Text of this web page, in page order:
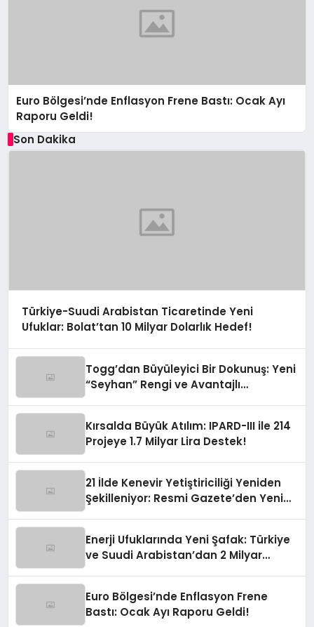
Euro Bölgesi’nde Enflasyon Frene Bastı: Ocak Ayı
Raporu Geldi!
Son Dakika
Türkiye-Suudi Arabistan Ticaretinde Yeni
Ufuklar: Bolat’tan 10 Milyar Dolarlık Hedef!
Togg’dan Büyüleyici Bir Dokunuş: Yeni
“Seyhan” Rengi ve Avantajlı
Kırsalda Büyük Atılım: IPARD-III ile 214
Projeye 1.7 Milyar Lira Destek!
21 İlde Kenevir Yetiştiriciliği Yeniden
Şekilleniyor: Resmi Gazete’den Yeni
Enerji Ufuklarında Yeni Şafak: Türkiye
ve Suudi Arabistan’dan 2 Milyar
Euro Bölgesi’nde Enflasyon Frene
Bastı: Ocak Ayı Raporu Geldi!